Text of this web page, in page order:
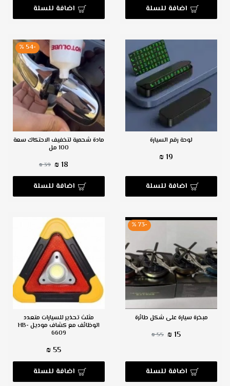
اضافة للسلة اضافة للسلة
لوحة رقم السيارة
19 ₪
اضافة للسلة
-54 %
مادة شحمية لتخفيف الاحتكاك سعة
100 مل
18 ₪
39 ₪
اضافة للسلة
-73 %
مبخرة سيارة على شكل طائرة
15 ₪
55 ₪
اضافة للسلة
مثلث تحذير للسيارات متعدد
الوظائف مع كشاف موديل HB-
6609
55 ₪
اضافة للسلة